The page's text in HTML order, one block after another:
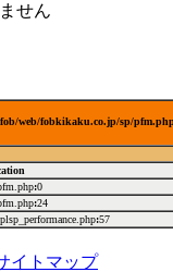
せん
web/fobkikaku.co.jp/sp/
:0
:24
:57
イトマップ